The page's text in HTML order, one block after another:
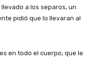
a los separos, un
pidió que lo llevaran al
en todo el cuerpo, que le